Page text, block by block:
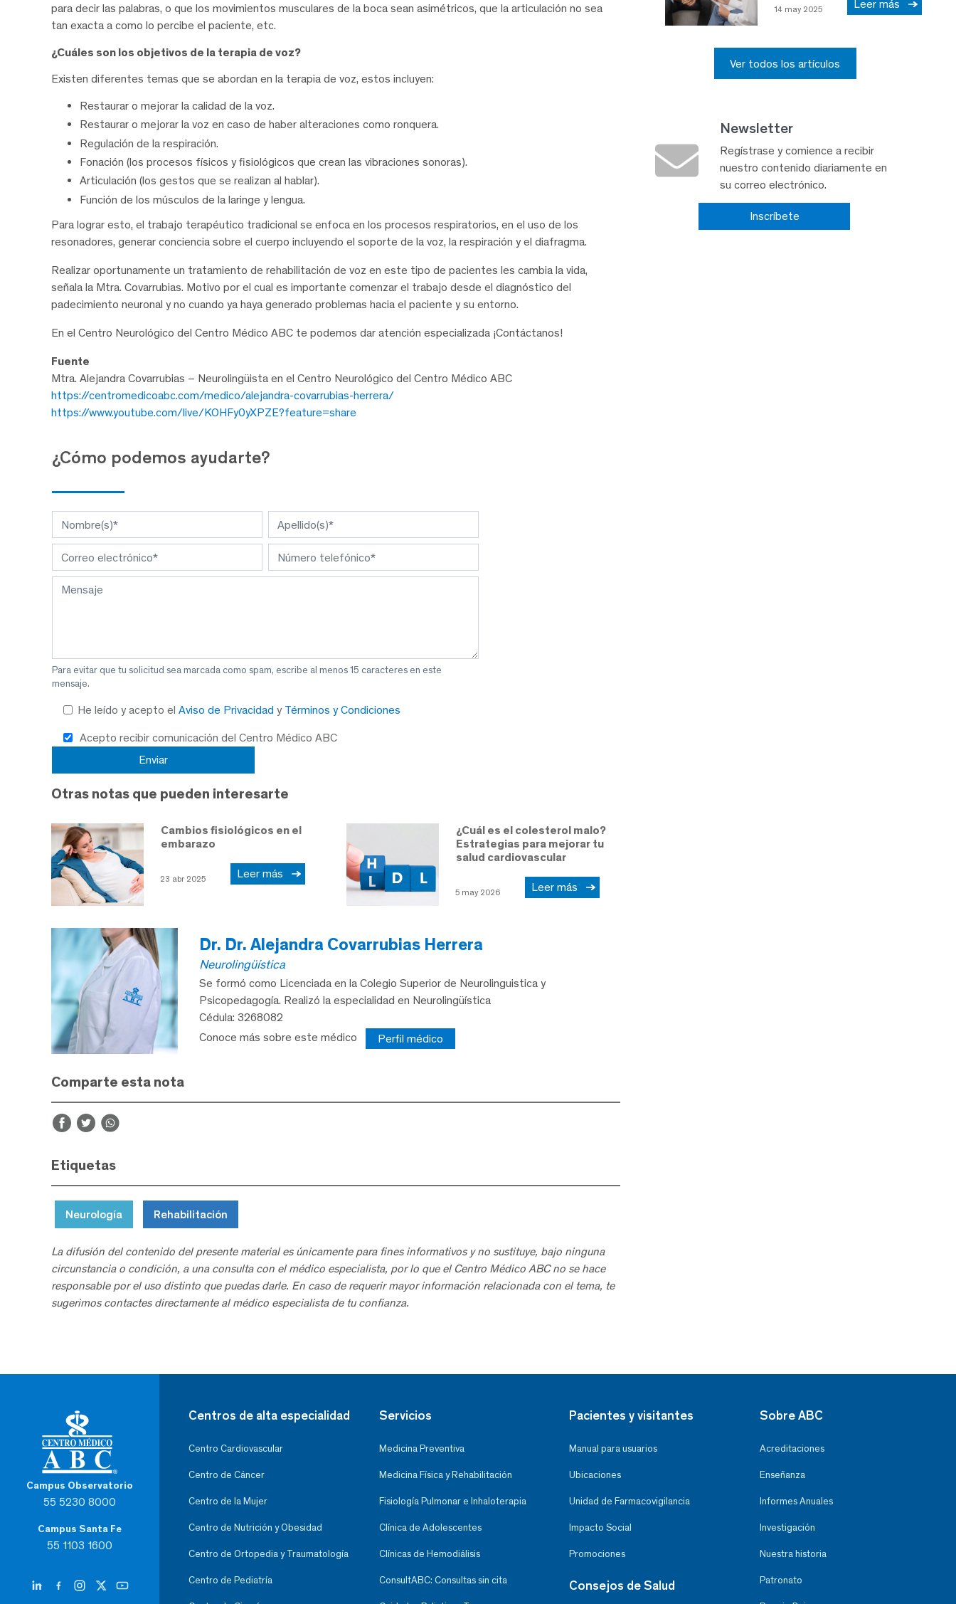
para decir las palabras, o que los movimientos musculares de la boca sean asimétricos, que la articulación no sea
tan exacta a como lo percibe el paciente, etc.
¿Cuáles son los objetivos de la terapia de voz?
Existen diferentes temas que se abordan en la terapia de voz, estos incluyen:
Restaurar o mejorar la calidad de la voz.
Restaurar o mejorar la voz en caso de haber alteraciones como ronquera.
Regulación de la respiración.
Fonación (los procesos físicos y fisiológicos que crean las vibraciones sonoras).
Articulación (los gestos que se realizan al hablar).
Función de los músculos de la laringe y lengua.
Para lograr esto, el trabajo terapéutico tradicional se enfoca en los procesos respiratorios, en el uso de los
resonadores, generar conciencia sobre el cuerpo incluyendo el soporte de la voz, la respiración y el diafragma.
Realizar oportunamente un tratamiento de rehabilitación de voz en este tipo de pacientes les cambia la vida,
señala la Mtra. Covarrubias. Motivo por el cual es importante comenzar el trabajo desde el diagnóstico del
padecimiento neuronal y no cuando ya haya generado problemas hacia el paciente y su entorno.
En el Centro Neurológico del Centro Médico ABC te podemos dar atención especializada ¡Contáctanos!
Fuente
Mtra. Alejandra Covarrubias – Neurolingüista en el Centro Neurológico del Centro Médico ABC
https://centromedicoabc.com/medico/alejandra-covarrubias-herrera/
https://www.youtube.com/live/KOHFy0yXPZE?feature=share
¿Cómo podemos ayudarte?
Para evitar que tu solicitud sea marcada como spam, escribe al menos 15 caracteres en este
mensaje.
He leído y acepto el Aviso de Privacidad y Términos y Condiciones
Acepto recibir comunicación del Centro Médico ABC
Otras notas que pueden interesarte
Cambios fisiológicos en el
embarazo
23 abr 2025 Leer más
¿Cuál es el colesterol malo?
Estrategias para mejorar tu
salud cardiovascular
5 may 2026 Leer más
Dr. Dr. Alejandra Covarrubias Herrera
Neurolingüística
Se formó como Licenciada en la Colegio Superior de Neurolinguistica y
Psicopedagogía. Realizó la especialidad en Neurolingüística
Cédula: 3268082
Conoce más sobre este médico
Perfil médico
Comparte esta nota
Etiquetas
Neurología Rehabilitación
La difusión del contenido del presente material es únicamente para fines informativos y no sustituye, bajo ninguna
circunstancia o condición, a una consulta con el médico especialista, por lo que el Centro Médico ABC no se hace
responsable por el uso distinto que puedas darle. En caso de requerir mayor información relacionada con el tema, te
sugerimos contactes directamente al médico especialista de tu confianza.
14 may 2025 Leer más
Ver todos los artículos
Newsletter
Regístrase y comience a recibir
nuestro contenido diariamente en
su correo electrónico.
Inscríbete
Campus Observatorio
55 5230 8000
Campus Santa Fe
55 1103 1600
Centros de alta especialidad
Centro Cardiovascular
Centro de Cáncer
Centro de la Mujer
Centro de Nutrición y Obesidad
Centro de Ortopedia y Traumatología
Centro de Pediatría
Servicios
Medicina Preventiva
Medicina Física y Rehabilitación
Fisiología Pulmonar e Inhaloterapia
Clínica de Adolescentes
Clínicas de Hemodiálisis
ConsultABC: Consultas sin cita
Pacientes y visitantes
Manual para usuarios
Ubicaciones
Unidad de Farmacovigilancia
Impacto Social
Promociones
Consejos de Salud
Sobre ABC
Acreditaciones
Enseñanza
Informes Anuales
Investigación
Nuestra historia
Patronato